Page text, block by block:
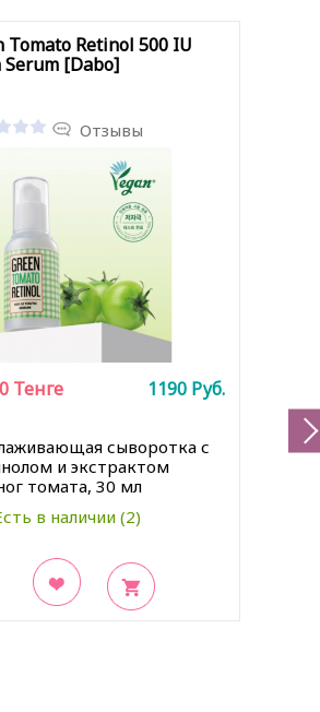
Tomato Retinol 500 IU
Serum [Dabo]
Отзывы
сыворотка с
и экстрактом
томата, 30 мл
в наличии (2)
Тенге 1190 Руб.